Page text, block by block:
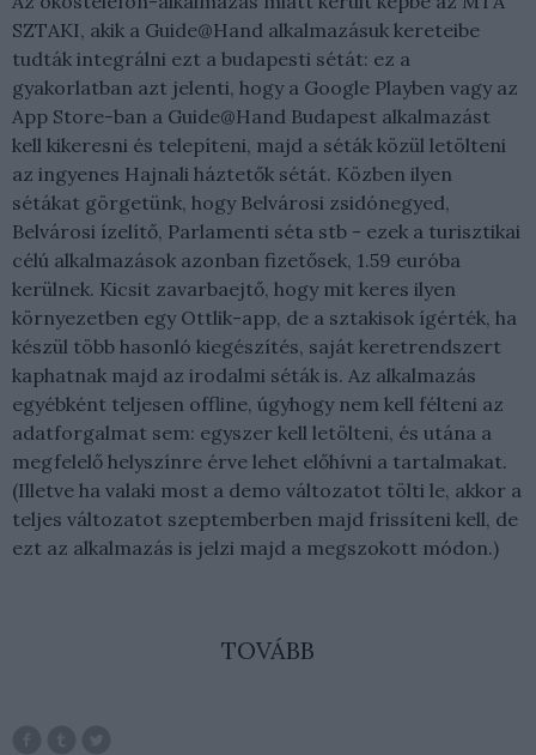
SZTAKI, akik a Guide@Hand alkalmazásuk kereteibe
tudták integrálni ezt a budapesti sétát: ez a
gyakorlatban azt jelenti, hogy a Google Playben vagy az
App Store-ban a Guide@Hand Budapest alkalmazást
kell kikeresni és telepíteni, majd a séták közül letölteni
az ingyenes Hajnali háztetők sétát. Közben ilyen
sétákat görgetünk, hogy Belvárosi zsidónegyed,
Belvárosi ízelítő, Parlamenti séta stb - ezek a turisztikai
célú alkalmazások azonban fizetősek, 1.59 euróba
kerülnek. Kicsit zavarbaejtő, hogy mit keres ilyen
környezetben egy Ottlik-app, de a sztakisok ígérték, ha
készül több hasonló kiegészítés, saját keretrendszert
kaphatnak majd az irodalmi séták is. Az alkalmazás
egyébként teljesen offline, úgyhogy nem kell félteni az
adatforgalmat sem: egyszer kell letölteni, és utána a
megfelelő helyszínre érve lehet előhívni a tartalmakat.
(Illetve ha valaki most a demo változatot tölti le, akkor a
teljes változatot szeptemberben majd frissíteni kell, de
ezt az alkalmazás is jelzi majd a megszokott módon.)
TOVÁBB